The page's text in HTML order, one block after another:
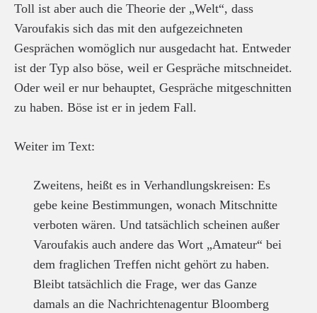
Toll ist aber auch die Theorie der „Welt“, dass
Varoufakis sich das mit den aufgezeichneten
Gesprächen womöglich nur ausgedacht hat. Entweder
ist der Typ also böse, weil er Gespräche mitschneidet.
Oder weil er nur behauptet, Gespräche mitgeschnitten
zu haben. Böse ist er in jedem Fall.
Weiter im Text:
Zweitens, heißt es in Verhandlungskreisen: Es
gebe keine Bestimmungen, wonach Mitschnitte
verboten wären. Und tatsächlich scheinen außer
Varoufakis auch andere das Wort „Amateur“ bei
dem fraglichen Treffen nicht gehört zu haben.
Bleibt tatsächlich die Frage, wer das Ganze
damals an die Nachrichtenagentur Bloomberg